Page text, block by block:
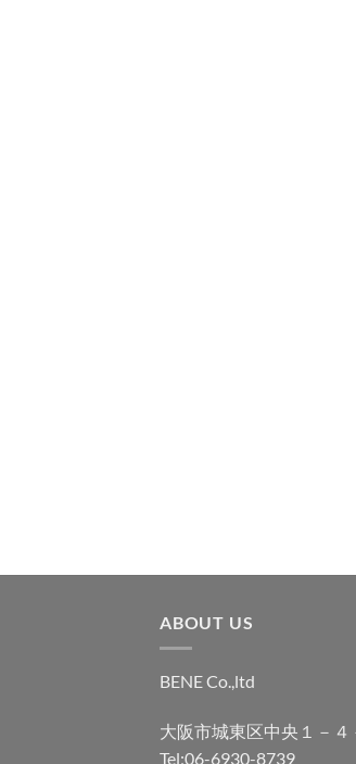
ABOUT US
BENE Co.,ltd
大阪市城東区中央１－４
Tel;06-6930-8739